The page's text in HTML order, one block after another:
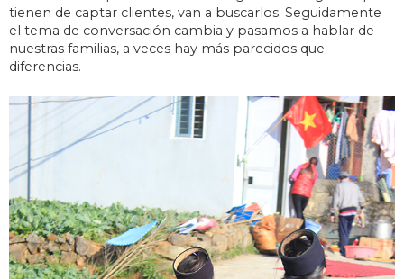
tienen de captar clientes, van a buscarlos. Seguidamente
el tema de conversación cambia y pasamos a hablar de
nuestras familias, a veces hay más parecidos que
diferencias.